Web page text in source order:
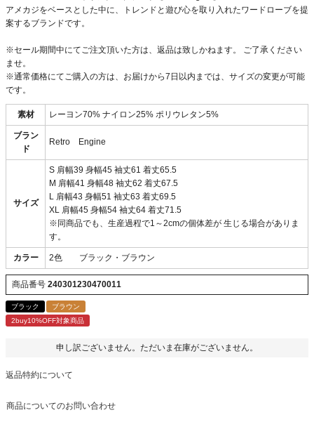
アメカジをベースとした中に、トレンドと遊び心を取り入れたワードローブを提
案するブランドです。
※セール期間中にてご注文頂いた方は、返品は致しかねます。 ご了承ください
ませ。
※通常価格にてご購入の方は、お届けから7日以内までは、サイズの変更が可能
です。
素材 レーヨン70% ナイロン25% ポリウレタン5%
ブラン
ド
Retro Engine
サイズ
S 肩幅39 身幅45 袖丈61 着丈65.5
M 肩幅41 身幅48 袖丈62 着丈67.5
L 肩幅43 身幅51 袖丈63 着丈69.5
XL 肩幅45 身幅54 袖丈64 着丈71.5
※同商品でも、生産過程で1～2cmの個体差が 生じる場合がありま
す。
カラー 2色 ブラック・ブラウン
商品番号 240301230470011
ブラック
ブラウン
2buy10%OFF対象商品
申し訳ございません。ただいま在庫がございません。
返品特約について
商品についてのお問い合わせ